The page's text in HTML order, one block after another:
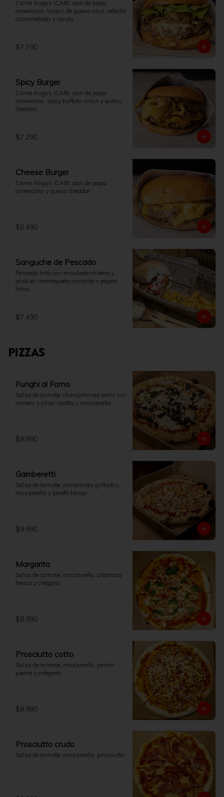
Carne Angus (CAB), pan de papa
americano, lonjas de queso azul, cebolla
acaramelada y rúcula.
$7.790
Spicy Burger
Carne Angus (CAB), pan de papa
americano, spicy buffalo onion y queso
cheddar.
$7.290
Cheese Burger
Carne Angus (CAB), pan de papa
americano y queso cheddar.
$6.490
Sanguche de Pescado
Pescado frito con ensalada chilena y
alioli en marraqueta crocante + papas
fritas.
$7.490
PIZZAS
Funghi al Forno
Salsa de tomate, champiñones parís con
romero y oliva, ricotta y mozzarella
$9.990
Gamberetti
Salsa de tomate, camarones grillados,
mozzarella y perefil fresco
$9.990
Margarita
Salsa de tomate, mozzarella, albahaca
fresca y orégano
$8.990
Prosciutto cotto
Salsa de tomate, mozzarella, jamón
pierna y orégano
$8.990
Prosciutto crudo
Salsa de tomate, mozzarella, prosciutto